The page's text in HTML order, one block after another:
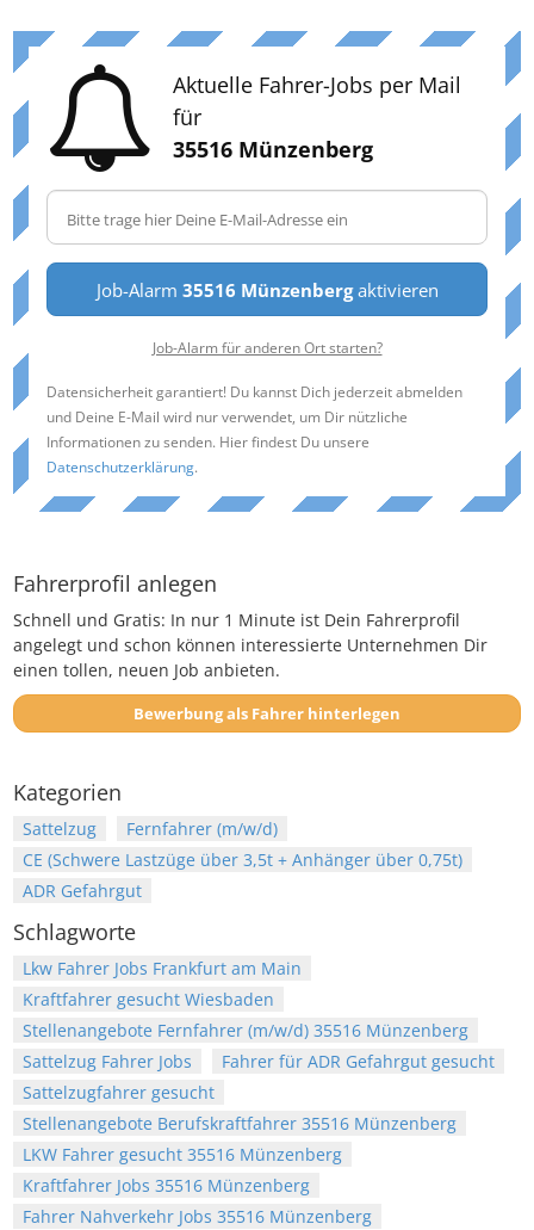
Aktuelle Fahrer-Jobs per Mail
für
35516 Münzenberg
Job-Alarm 35516 Münzenbergaktivieren
Job-Alarm für anderen Ort starten?
Datensicherheit garantiert! Du kannst Dich jederzeit abmelden
und Deine E-Mail wird nur verwendet, um Dir nützliche
Informationen zu senden. Hier findest Du unsere
Datenschutzerklärung.
Fahrerprofil anlegen
Schnell und Gratis: In nur 1 Minute ist Dein Fahrerprofil
angelegt und schon können interessierte Unternehmen Dir
einen tollen, neuen Job anbieten.
Bewerbung als Fahrer hinterlegen
Kategorien
Sattelzug
Fernfahrer (m/w/d)
CE (Schwere Lastzüge über 3,5t + Anhänger über 0,75t)
ADR Gefahrgut
Schlagworte
Lkw Fahrer Jobs Frankfurt am Main
Kraftfahrer gesucht Wiesbaden
Stellenangebote Fernfahrer (m/w/d) 35516 Münzenberg
Sattelzug Fahrer Jobs
Fahrer für ADR Gefahrgut gesucht
Sattelzugfahrer gesucht
Stellenangebote Berufskraftfahrer 35516 Münzenberg
LKW Fahrer gesucht 35516 Münzenberg
Kraftfahrer Jobs 35516 Münzenberg
Fahrer Nahverkehr Jobs 35516 Münzenberg